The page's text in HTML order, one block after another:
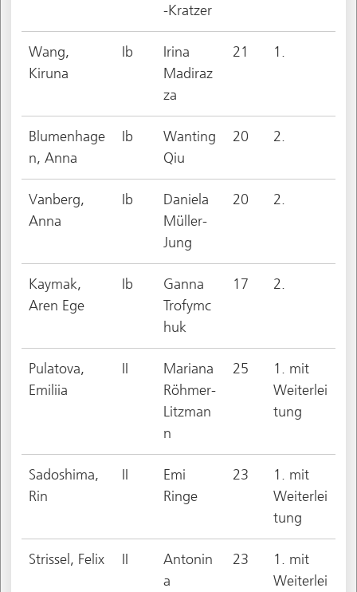
-Kratzer
Wang,
Kiruna
Ib
Irina
Madiraz
za
21 1.
Blumenhage
n, Anna
Ib
Wanting
Qiu
20 2.
Vanberg,
Anna
Ib
Daniela
Müller-
Jung
20 2.
Kaymak,
Aren Ege
Ib
Ganna
Trofymc
huk
17 2.
Pulatova,
Emiliia
II
Mariana
Röhmer-
Litzman
n
25
1. mit
Weiterlei
tung
Sadoshima,
Rin
II
Emi
Ringe
23
1. mit
Weiterlei
tung
Strissel, Felix II
Antonin
a
23
1. mit
Weiterlei